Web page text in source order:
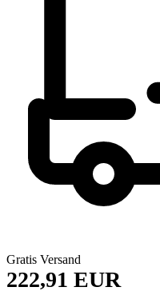
Gratis Versand
222,91 EUR